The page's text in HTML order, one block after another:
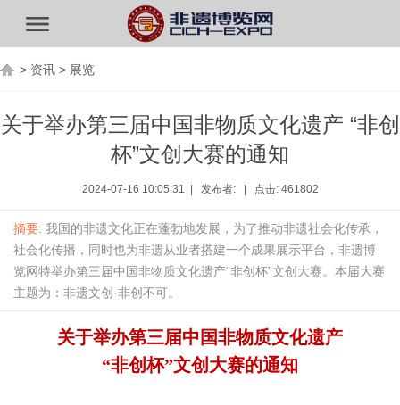
> 资讯 > 展览
关于举办第三届中国非物质文化遗产 “非创
杯”文创大赛的通知
2024-07-16 10:05:31 | 发布者: | 点击: 461802
摘要: 我国的非遗文化正在蓬勃地发展，为了推动非遗社会化传承，
社会化传播，同时也为非遗从业者搭建一个成果展示平台，非遗博
览网特举办第三届中国非物质文化遗产“非创杯”文创大赛。本届大赛
主题为：非遗文创·非创不可。
关于举办第三届中国非物质文化遗产
“非创杯”文创大赛的通知